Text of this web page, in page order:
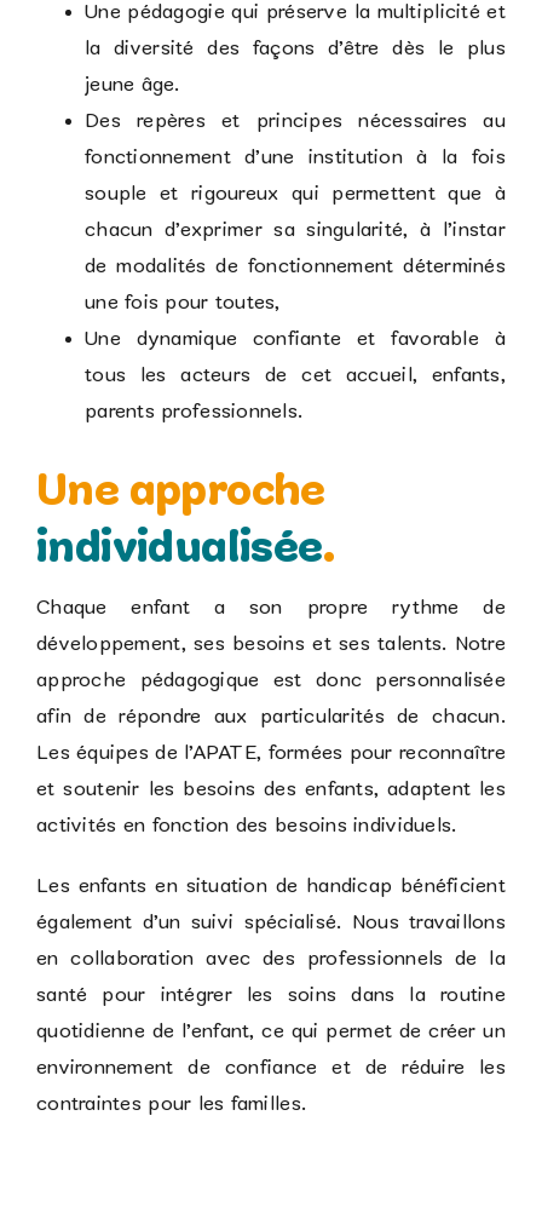
Une pédagogie qui préserve la multiplicité et
la diversité des façons d’être dès le plus
jeune âge.
Des repères et principes nécessaires au
fonctionnement d’une institution à la fois
souple et rigoureux qui permettent que à
chacun d’exprimer sa singularité, à l’instar
de modalités de fonctionnement déterminés
une fois pour toutes,
Une dynamique confiante et favorable à
tous les acteurs de cet accueil, enfants,
parents professionnels.
Une approche
individualisée.
Chaque enfant a son propre rythme de
développement, ses besoins et ses talents. Notre
approche pédagogique est donc personnalisée
afin de répondre aux particularités de chacun.
Les équipes de l’APATE, formées pour reconnaître
et soutenir les besoins des enfants, adaptent les
activités en fonction des besoins individuels.
Les enfants en situation de handicap bénéficient
également d’un suivi spécialisé. Nous travaillons
en collaboration avec des professionnels de la
santé pour intégrer les soins dans la routine
quotidienne de l’enfant, ce qui permet de créer un
environnement de confiance et de réduire les
contraintes pour les familles.